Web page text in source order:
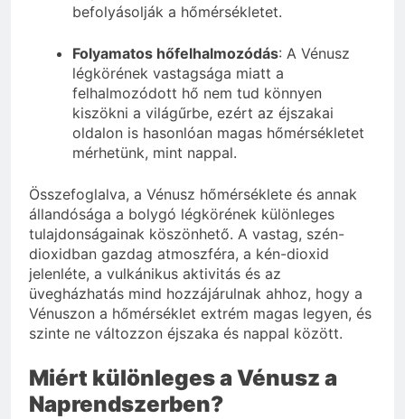
befolyásolják a hőmérsékletet.
Folyamatos hőfelhalmozódás: A Vénusz
légkörének vastagsága miatt a
felhalmozódott hő nem tud könnyen
kiszökni a világűrbe, ezért az éjszakai
oldalon is hasonlóan magas hőmérsékletet
mérhetünk, mint nappal.
Összefoglalva, a Vénusz hőmérséklete és annak
állandósága a bolygó légkörének különleges
tulajdonságainak köszönhető. A vastag, szén-
dioxidban gazdag atmoszféra, a kén-dioxid
jelenléte, a vulkánikus aktivitás és az
üvegházhatás mind hozzájárulnak ahhoz, hogy a
Vénuszon a hőmérséklet extrém magas legyen, és
szinte ne változzon éjszaka és nappal között.
Miért különleges a Vénusz a
Naprendszerben?